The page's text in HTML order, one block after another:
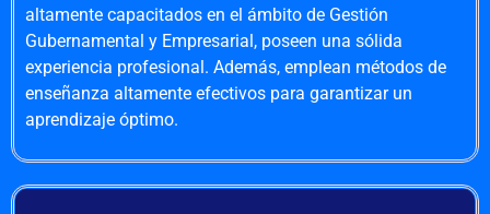
altamente capacitados en el ámbito de Gestión
Gubernamental y Empresarial, poseen una sólida
experiencia profesional. Además, emplean métodos de
enseñanza altamente efectivos para garantizar un
aprendizaje óptimo.